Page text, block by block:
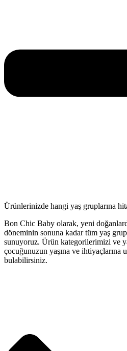
Ürünlerinizde hangi yaş gruplarına
Bon Chic Baby olarak, yeni
döneminin sonuna kadar tüm yaş
sunuyoruz. Ürün kategorilerimizi ve
çocuğunuzun yaşına ve ihtiyaçlarına
bulabilirsiniz.